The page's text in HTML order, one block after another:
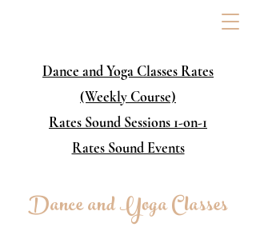
Dance and Yoga Classes Rates
(Weekly Course)
Rates Sound Sessions 1-on-1
Rates Sound Events
Dance and Yoga Classes